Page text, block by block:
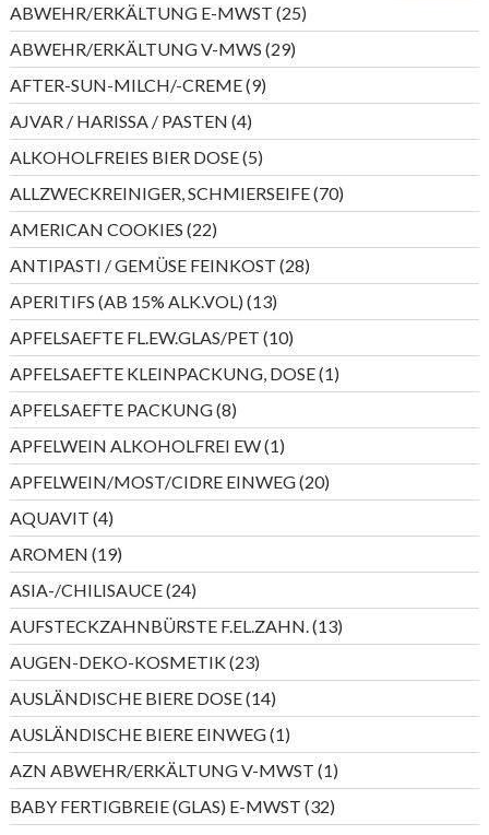
ABWEHR/ERKÄLTUNG E-MWST 2525
Produkte
ABWEHR/ERKÄLTUNG V-MWS 2929
Produkte
AFTER-SUN-MILCH/-CREME 99
Produkte
AJVAR / HARISSA / PASTEN 44
Produkte
ALKOHOLFREIES BIER DOSE 55
Produkte
ALLZWECKREINIGER, SCHMIERSEIFE 7070
Produkte
AMERICAN COOKIES 2222
Produkte
ANTIPASTI / GEMÜSE FEINKOST 2828
Produkte
APERITIFS (AB 15% ALK.VOL) 1313
Produkte
APFELSAEFTE FL.EW.GLAS/PET 1010
Produkte
APFELSAEFTE KLEINPACKUNG, DOSE 11
Produkt
APFELSAEFTE PACKUNG 88
Produkte
APFELWEIN ALKOHOLFREI EW 11
Produkt
APFELWEIN/MOST/CIDRE EINWEG 2020
Produkte
AQUAVIT 44
Produkte
AROMEN 1919
Produkte
ASIA-/CHILISAUCE 2424
Produkte
AUFSTECKZAHNBÜRSTE F.EL.ZAHN. 1313
Produkte
AUGEN-DEKO-KOSMETIK 2323
Produkte
AUSLÄNDISCHE BIERE DOSE 1414
Produkte
AUSLÄNDISCHE BIERE EINWEG 11
Produkt
AZN ABWEHR/ERKÄLTUNG V-MWST 11
Produkt
BABY FERTIGBREIE (GLAS) E-MWST 3232
Produkte